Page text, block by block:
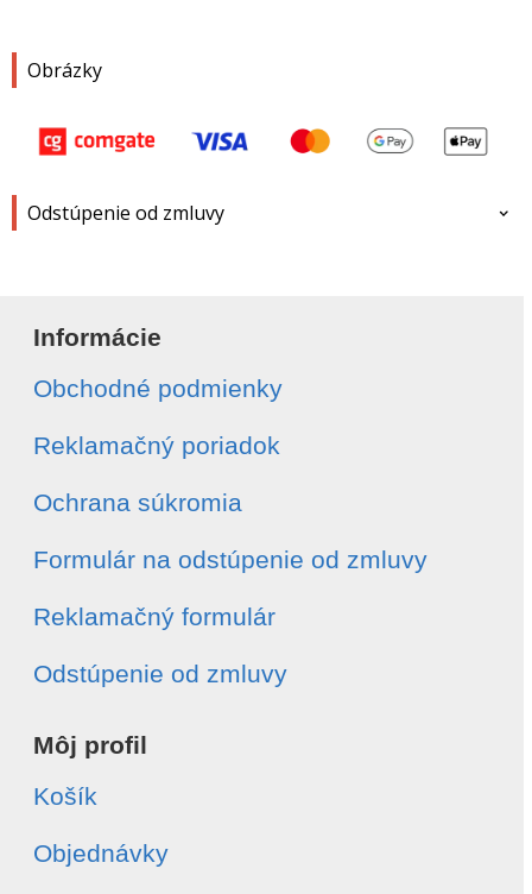
Obrázky
Odstúpenie od zmluvy
E-mail*
Číslo objednávky*
Dátum vytvorenia objednávky*
Typ odstúpenia
Celá objednávka
Informácie
Obchodné podmienky
Reklamačný poriadok
Ochrana súkromia
Formulár na odstúpenie od zmluvy
Reklamačný formulár
Odstúpenie od zmluvy
Môj profil
Košík
Objednávky